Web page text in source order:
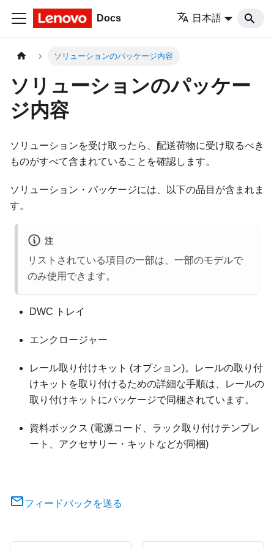
Docs 日本語
ソリューションのパッケージ内容
ソリューションのパッケー
ジ内容
ソリューションを受け取ったら、配送荷物に受け取るべき
ものがすべて含まれていることを確認します。
ソリューション・パッケージには、以下の品目が含まれま
す。
注
リストされている項目の一部は、一部のモデルで
のみ使用できます。
DWC トレイ
エンクロージャー
レール取り付けキット (オプション)。レールの取り付
けキットを取り付けるための詳細な手順は、レールの
取り付けキットにパッケージで同梱されています。
資料ボックス (電源コード、ラック取り付けテンプレ
ート、アクセサリー・キットなどが同梱)
フィードバックを送る